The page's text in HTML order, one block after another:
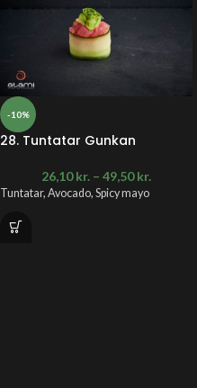
-10%
28. Tuntatar Gunkan
26,10kr. – 49,50kr.
Tuntatar, Avocado, Spicy mayo